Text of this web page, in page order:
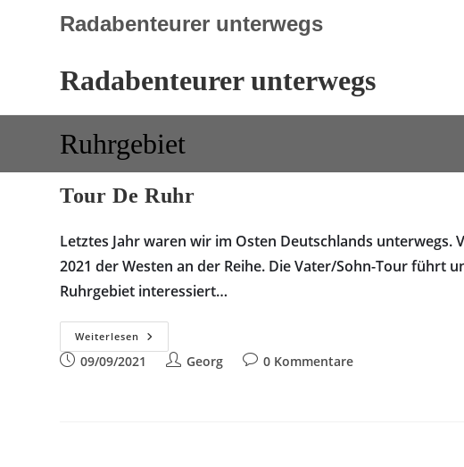
Radabenteurer unterwegs
Radabenteurer unterwegs
Ruhrgebiet
Tour De Ruhr
Letztes Jahr waren wir im Osten Deutschlands
2021 der Westen an der Reihe. Die Vater/Sohn-Tour führt
Ruhrgebiet interessiert…
Weiterlesen Tour
De
Ruhr
Beitrag09/09/2021
Beitrags-
Georg
Beitrags-
0 Kommentare